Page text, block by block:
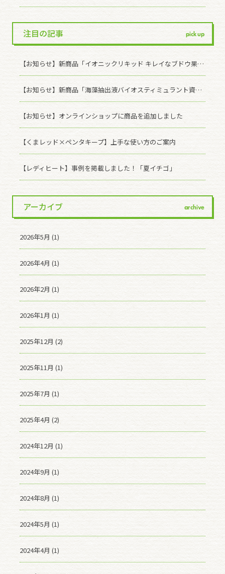
注目の記事 pick up
【お知らせ】新商品「イオニックリキッド キレイなブドウ果皮」発売のお知らせ
【お知らせ】新商品「海藻抽出液バイオスティミュラント資材 ASCOMAX」発売記念！ 有償モニター様を募集いたします(※受付終了しました)
【お知らせ】オンラインショップに商品を追加しました
【くまレッド×ペンタキープ】上手な使い方のご案内
【レディヒート】事例を掲載しました！「夏イチゴ」
アーカイブ archive
2026年5月 (1)
2026年4月 (1)
2026年2月 (1)
2026年1月 (1)
2025年12月 (2)
2025年11月 (1)
2025年7月 (1)
2025年4月 (2)
2024年12月 (1)
2024年9月 (1)
2024年8月 (1)
2024年5月 (1)
2024年4月 (1)